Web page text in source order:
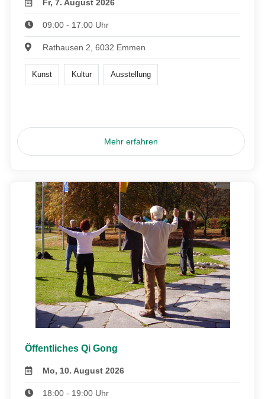
Fr, 7. August 2026
09:00 - 17:00 Uhr
Rathausen 2, 6032 Emmen
Kunst Kultur Ausstellung
Mehr erfahren
Öffentliches Qi Gong
Mo, 10. August 2026
18:00 - 19:00 Uhr